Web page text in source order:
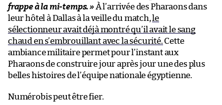
frappe à la mi-temps. » À l’arrivée des Pharaons dans
leur hôtel à Dallas à la veille du match, le
sélectionneur avait déjà montré qu’il avait le sang
chaud en s’embrouillant avec la sécurité. Cette
ambiance militaire permet pour l’instant aux
Pharaons de construire jour après jour une des plus
belles histoires de l’équipe nationale égyptienne.
Numérobis peut être fier.